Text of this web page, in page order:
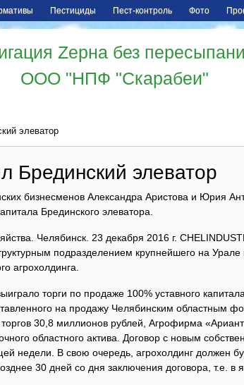
Пестициды Пест-контроль Фото
Zерна без
ООО "НПФ "Скарабеи"
элеватор
Брединский элеватор
бизнесменов Александра Аристова и Юрия
Брединского элеватора.
Челябинск. 23 декабря 2016 г.
подразделением крупнейшего на
агрохолдинга.
торги по продаже 100% уставного
на продажу Челябинским областным
30,8 миллионов рублей, Агрофирма
областного актива. Договор с новым
недели. В свою очередь, агрохолдинг должен
30 дней со дня заключения договора, т.е. в